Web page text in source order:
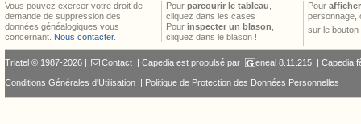
Vous pouvez exercer votre droit de
demande de suppression des
données généalogiques vous
concernant. Nous contacter.
Pour parcourir le tableau
cliquez dans les cases !
Pour inspecter un blason
cliquez dans le blason !
Pour
personnage,
sur le bouton
Triatel © 1987-2026 | Contact | Capedia est propulsé par eneal8.11.215 | Capedia
Conditions Générales d'Utilisation | Politique de Protection des Données Personnelles